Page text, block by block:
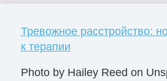
Тревожное расстройство:
к терапии
Photo by Hailey Reed on